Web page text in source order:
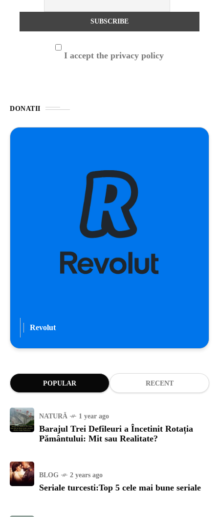
I accept the privacy policy
DONATII
Revolut
POPULAR RECENT
NATURĂ 1 year ago
Barajul Trei Defileuri a Încetinit Rotația
Pământului: Mit sau Realitate?
BLOG 2 years ago
Seriale turcesti:Top 5 cele mai bune seriale